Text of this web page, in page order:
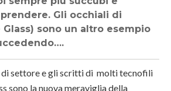
Gli occhiali di
Glass) sono un altro esempio
di settore e gli scritti di molti tecnofili
sono la nuova meraviglia della